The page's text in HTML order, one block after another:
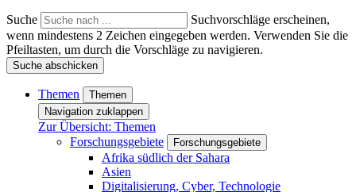
Suche
Suchvorschläge erscheinen,
wenn mindestens 2 Zeichen eingegeben werden. Verwenden Sie die
Pfeiltasten, um durch die Vorschläge zu navigieren.
Suche abschicken
Themen
Themen
Navigation zuklappen
Zur Übersicht: Themen
Forschungsgebiete
Forschungsgebiete
Afrika südlich der Sahara
Asien
Digitalisierung, Cyber, Technologie